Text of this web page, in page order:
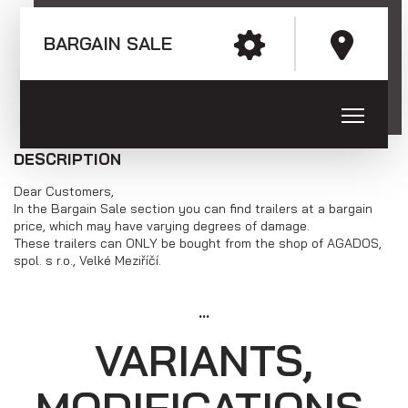
Tel: +420 566 653 311
E-mail: obchod@agados.cz
Trailers with the wheels along the
loading platform (sheet metal side
boards)
Trailers with the wheels along the
BARGAIN SALE
DESCRIPTION
Dear Customers,
In the Bargain Sale section you can find trailers at a bargain
price, which may have varying degrees of damage.
These trailers can ONLY be bought from the shop of AGADOS,
spol. s r.o., Velké Meziříčí.
...
VARIANTS,